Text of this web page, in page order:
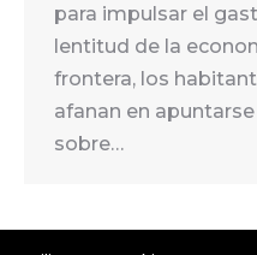
para impulsar el
lentitud de la
frontera, los
afanan en
sobre…